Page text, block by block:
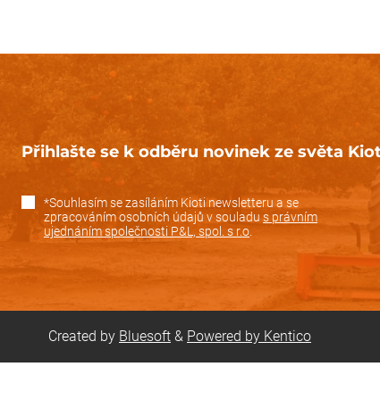
Přihlašte se k odběru novinek ze světa
*Souhlasím se zasíláním Kioti newsletteru a se
zpracováním osobních údajů v souladus právním
ujednáním společnosti P&L, spol. s r.o
Created by Bluesoft & Powered by Kentico